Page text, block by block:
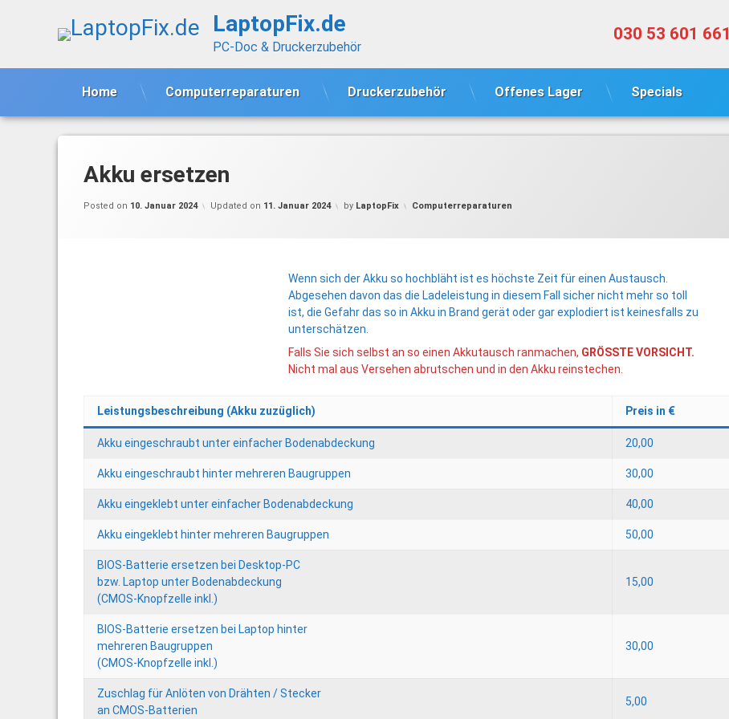
LaptopFix.de
PC-Doc & Druckerzubehör
Tel:
030 53 601 661
Home Computerreparaturen Druckerzubehör Offenes Lager Specials
Akku ersetzen
Posted on 10. Januar 2024 Updated on 11. Januar 2024 by LaptopFix Categories:
Computerreparaturen
Wenn sich der Akku so hochbläht ist es höchste Zeit für einen Austausch.
Abgesehen davon das die Ladeleistung in diesem Fall sicher nicht mehr so toll
ist, die Gefahr das so in Akku in Brand gerät oder gar explodiert ist keinesfalls zu
unterschätzen.
Falls Sie sich selbst an so einen Akkutausch ranmachen, GRÖSSTE VORSICHT.
Nicht mal aus Versehen abrutschen und in den Akku reinstechen.
Leistungsbeschreibung (Akku zuzüglich) Preis in €
Akku eingeschraubt unter einfacher Bodenabdeckung 20,00
Akku eingeschraubt hinter mehreren Baugruppen 30,00
Akku eingeklebt unter einfacher Bodenabdeckung 40,00
Akku eingeklebt hinter mehreren Baugruppen 50,00
BIOS-Batterie ersetzen bei Desktop-PC
bzw. Laptop unter Bodenabdeckung
(CMOS-Knopfzelle inkl.)
15,00
BIOS-Batterie ersetzen bei Laptop hinter
mehreren Baugruppen
(CMOS-Knopfzelle inkl.)
30,00
Zuschlag für Anlöten von Drähten / Stecker
an CMOS-Batterien
5,00